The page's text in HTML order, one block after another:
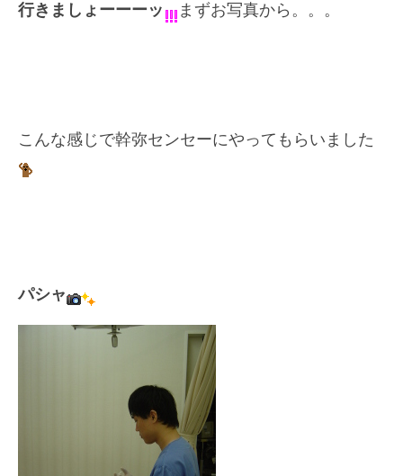
行きましょーーーッ まずお写真から。。。
こんな感じで幹弥センセーにやってもらいました
パシャ